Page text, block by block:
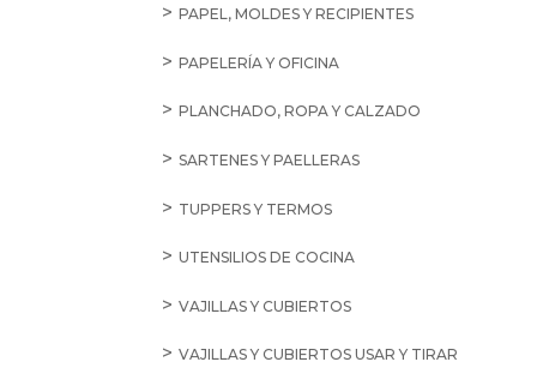
PAPEL, MOLDES Y RECIPIENTES
PAPELERÍA Y OFICINA
PLANCHADO, ROPA Y CALZADO
SARTENES Y PAELLERAS
TUPPERS Y TERMOS
UTENSILIOS DE COCINA
VAJILLAS Y CUBIERTOS
VAJILLAS Y CUBIERTOS USAR Y TIRAR